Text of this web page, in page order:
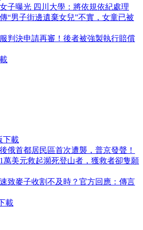
子曝光 四川大學：將依規依紀處理
“男子街邊遺棄女兒”不實，女童已被
判決申請再審！後者被強製執行賠償
下載
俄首都居民區首次遭襲，普京發聲！
萬美元救起瀕死登山者，獲救者卻隻願
致麥子收割不及時？官方回應：傳言
載